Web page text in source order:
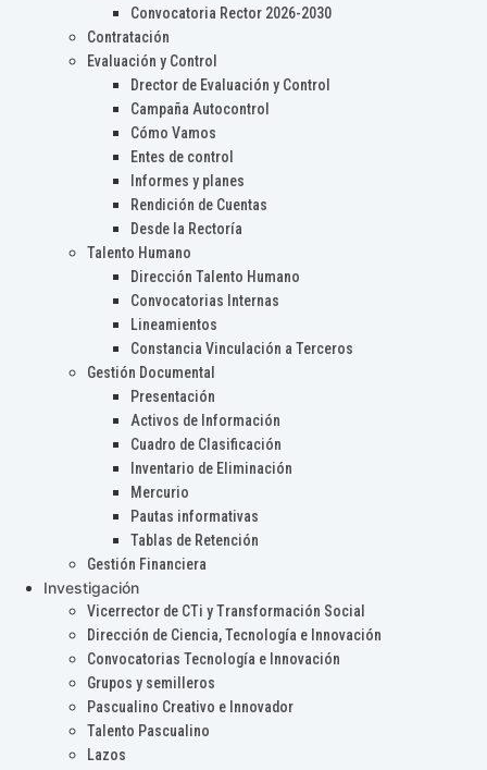
Convocatoria Rector 2026-2030
Contratación
Evaluación y Control
Drector de Evaluación y Control
Campaña Autocontrol
Cómo Vamos
Entes de control
Informes y planes
Rendición de Cuentas
Desde la Rectoría
Talento Humano
Dirección Talento Humano
Convocatorias Internas
Lineamientos
Constancia Vinculación a Terceros
Gestión Documental
Presentación
Activos de Información
Cuadro de Clasificación
Inventario de Eliminación
Mercurio
Pautas informativas
Tablas de Retención
Gestión Financiera
Investigación
Vicerrector de CTi y Transformación Social
Dirección de Ciencia, Tecnología e Innovación
Convocatorias Tecnología e Innovación
Grupos y semilleros
Pascualino Creativo e Innovador
Talento Pascualino
Lazos